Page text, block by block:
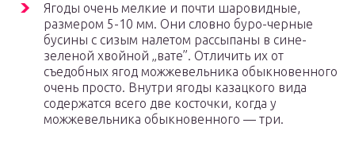
Ягоды очень мелкие и почти шаровидные,
размером 5-10 мм. Они словно буро-черные
бусины с сизым налетом рассыпаны в сине-
зеленой хвойной „вате”. Отличить их от
съедобных ягод можжевельника обыкновенного
очень просто. Внутри ягоды казацкого вида
содержатся всего две косточки, когда у
можжевельника обыкновенного — три.